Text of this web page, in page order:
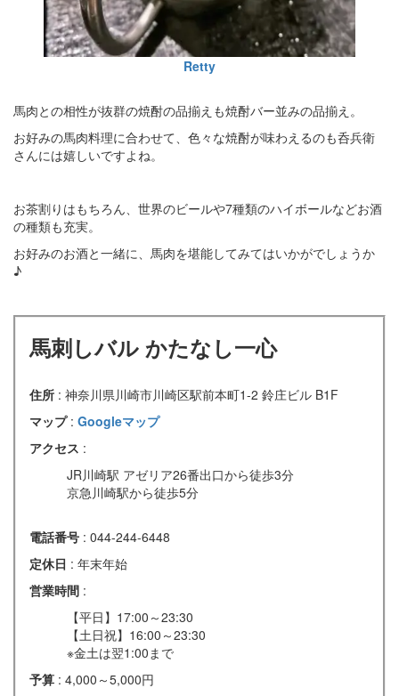
Retty
馬肉との相性が抜群の焼酎の品揃えも焼酎バー並みの品揃え。
お好みの馬肉料理に合わせて、色々な焼酎が味わえるのも呑兵衛
さんには嬉しいですよね。
お茶割りはもちろん、世界のビールや7種類のハイボールなどお酒
の種類も充実。
お好みのお酒と一緒に、馬肉を堪能してみてはいかがでしょうか
♪
馬刺しバル かたなし一心
住所 : 神奈川県川崎市川崎区駅前本町1-2 鈴庄ビル B1F
マップ : Googleマップ
アクセス :
JR川崎駅 アゼリア26番出口から徒歩3分
京急川崎駅から徒歩5分
電話番号 : 044-244-6448
定休日 : 年末年始
営業時間 :
【平日】17:00～23:30
【土日祝】16:00～23:30
※金土は翌1:00まで
予算 : 4,000～5,000円